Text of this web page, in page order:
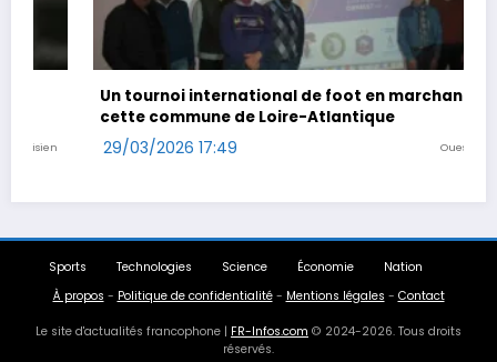
Un tournoi international de foot en marchant dans
cette commune de Loire-Atlantique
29/03/2026 17:49
Sports Technologies Science Économie
Nation
À propos - Politique de confidentialité- Mentions légales - Contact
Le site d'actualités francophone | FR-Infos.com © 2024-2026. Tous droits
réservés.